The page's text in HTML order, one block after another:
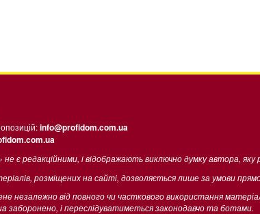
info@profidom.com.ua
не є редакційними, і відображають виключно думку автора, яку
розміщених на сайті, дозволяється лише за умови
незалежно від повного чи часткового використання
заборонено, і переслідуватиметься законодавчо та ботами.